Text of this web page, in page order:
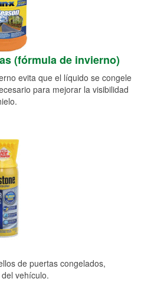
(fórmula de invierno)
evita que el líquido se congele
para mejorar la visibilidad
de puertas congelados,
vehículo.